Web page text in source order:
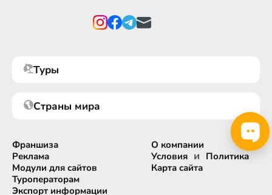
Туры
Страны мира
Франшиза
Реклама
Модули для сайтов
Туроператорам
Экспорт информации
О компании
Условия и Политика
Карта сайта